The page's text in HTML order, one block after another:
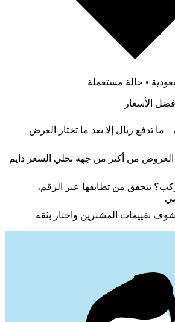
• حالة مستعملة
الأسعار
ما تدفع ريال إلا بعد ما تختار العرض
من أكثر من جهة تخلي السعر دايم
تتحقق من تطابقها عبر الرقم،
شوف تقييمات المشترين واختار بثقة